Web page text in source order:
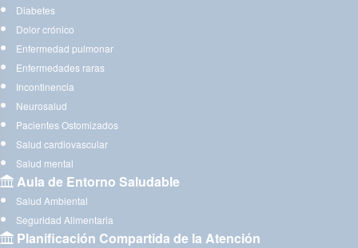
Diabetes
Dolor crónico
Enfermedad pulmonar
Enfermedades raras
Incontinencia
Neurosalud
Pacientes Ostomizados
Salud cardiovascular
Salud mental
Aula de Entorno Saludable
Salud Ambiental
Seguridad Alimentaria
Planificación Compartida de la Atención